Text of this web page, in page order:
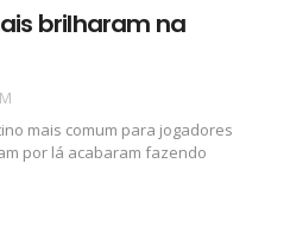
brilharam na
mais comum para jogadores
por lá acabaram fazendo